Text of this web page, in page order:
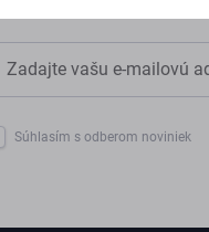
Súhlasím s odberom noviniek